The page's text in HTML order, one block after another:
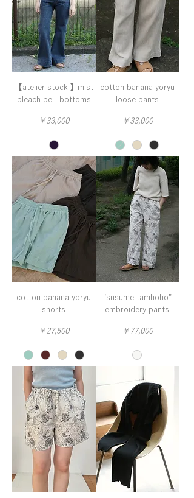
【atelier stock.】mist
bleach bell-bottoms
価格
￥33,000
cotton banana yoryu
loose pants
価格
￥33,000
cotton banana yoryu
shorts
価格
￥27,500
"susume tamhoho"
embroidery pants
価格
￥77,000